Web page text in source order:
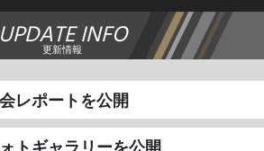
UPDATE INFO
更新情報
レポートを公開